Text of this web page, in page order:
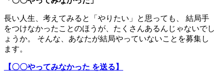
長い人生、考えてみると「やりたい」と思っても、 結局手
をつけなかったことのほうが、たくさんあるんじゃないでし
ょうか。 そんな、あなたが結局やっていないことを募集し
ます。
【〇〇やってみなかった を送る】